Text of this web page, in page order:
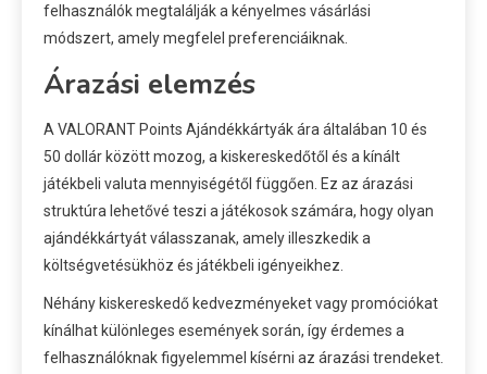
felhasználók megtalálják a kényelmes vásárlási
módszert, amely megfelel preferenciáiknak.
Árazási elemzés
A VALORANT Points Ajándékkártyák ára általában 10 és
50 dollár között mozog, a kiskereskedőtől és a kínált
játékbeli valuta mennyiségétől függően. Ez az árazási
struktúra lehetővé teszi a játékosok számára, hogy olyan
ajándékkártyát válasszanak, amely illeszkedik a
költségvetésükhöz és játékbeli igényeikhez.
Néhány kiskereskedő kedvezményeket vagy promóciókat
kínálhat különleges események során, így érdemes a
felhasználóknak figyelemmel kísérni az árazási trendeket.